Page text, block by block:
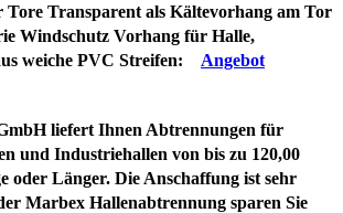
Tore Transparent als Kältevorhang am Tor
Windschutz Vorhang für Halle,
weiche PVC Streifen:
Angebot
liefert Ihnen Abtrennungen für
und Industriehallen von bis zu 120,00
oder Länger. Die Anschaffung ist sehr
Marbex Hallenabtrennung sparen Sie